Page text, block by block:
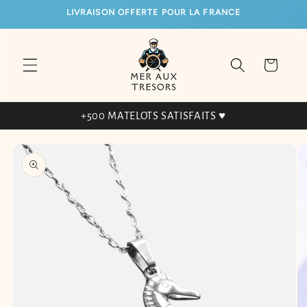
AU
LIVRAISON OFFERTE POUR LA FRANCE
Panier
+500 MATELOTS SATISFAITS ♥
PASSER AUX
INFORMATIONS
PRODUITS